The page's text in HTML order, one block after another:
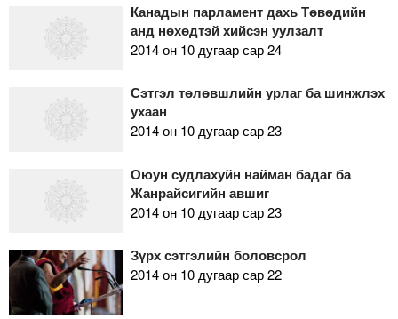
Канадын парламент дахь Төвөдийн
анд нөхөдтэй хийсэн уулзалт
2014 он 10 дугаар сар 24
Сэтгэл төлөвшлийн урлаг ба шинжлэх
ухаан
2014 он 10 дугаар сар 23
Оюун судлахуйн найман бадаг ба
Жанрайсигийн авшиг
2014 он 10 дугаар сар 23
Зүрх сэтгэлийн боловсрол
2014 он 10 дугаар сар 22